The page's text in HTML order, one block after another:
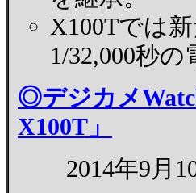
X100Tでは
1/32,000秒
◎デジカメ
X100T」
2014年9月